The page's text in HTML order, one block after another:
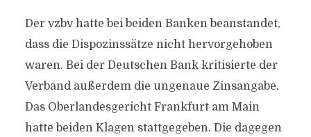
Der vzbv hatte bei beiden Banken beanstandet,
dass die Dispozinssätze nicht hervorgehoben
waren. Bei der Deutschen Bank kritisierte der
Verband außerdem die ungenaue Zinsangabe.
Das Oberlandesgericht Frankfurt am Main
hatte beiden Klagen stattgegeben. Die dagegen